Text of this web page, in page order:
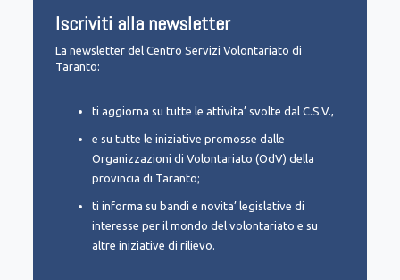
Iscriviti alla newsletter
La newsletter del Centro Servizi Volontariato di
Taranto:
ti aggiorna su tutte le attivita’ svolte dal C.S.V.,
e su tutte le iniziative promosse dalle
Organizzazioni di Volontariato (OdV) della
provincia di Taranto;
ti informa su bandi e novita’ legislative di
interesse per il mondo del volontariato e su
altre iniziative di rilievo.